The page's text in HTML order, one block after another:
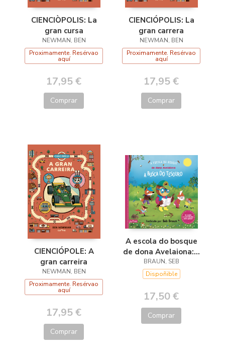
CIENCIÒPOLIS: La
gran cursa
NEWMAN, BEN
Proximamente. Resérvao
aquí
17,95 €
Comprar
CIENCIÓPOLIS: La
gran carrera
NEWMAN, BEN
Proximamente. Resérvao
aquí
17,95 €
Comprar
CIENCIÓPOLE: A
gran carreira
NEWMAN, BEN
Proximamente. Resérvao
aquí
17,95 €
Comprar
A escola do bosque
de dona Avelaiona:A
busca do tesouro
BRAUN, SEB
Dispoñible
17,50 €
Comprar